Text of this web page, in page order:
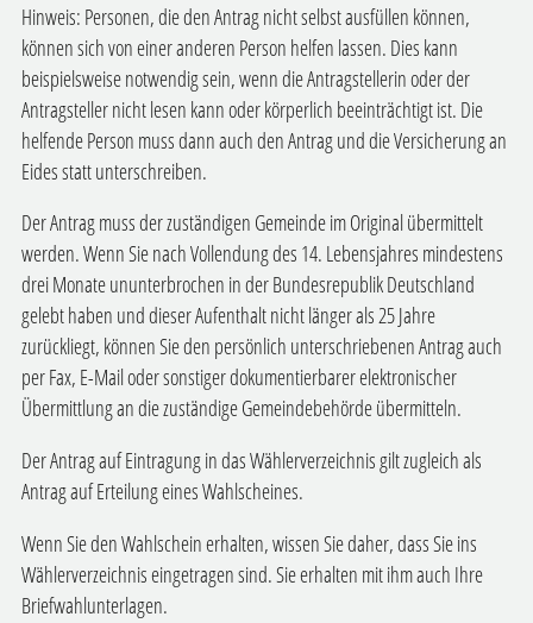
Hinweis: Personen, die den Antrag nicht selbst ausfüllen können,
können sich von einer anderen Person helfen lassen. Dies kann
beispielsweise notwendig sein, wenn die Antragstellerin oder der
Antragsteller nicht lesen kann oder körperlich beeinträchtigt ist. Die
helfende Person muss dann auch den Antrag und dieVersicherung an
Eides statt unterschreiben.
Der Antrag muss der zuständigen Gemeinde im Original übermittelt
werden. Wenn Sie nach Vollendung des 14. Lebensjahres mindestens
drei Monate ununterbrochen in der Bundesrepublik Deutschland
gelebt haben und dieser Aufenthalt nicht länger als 25 Jahre
zurückliegt, können Sie den persönlich unterschriebenen Antrag auch
per Fax, E-Mail oder sonstiger dokumentierbarer elektronischer
Übermittlung an die zuständige Gemeindebehörde übermitteln.
Der Antrag auf Eintragung in das Wählerverzeichnis gilt zugleich als
Antrag auf Erteilung eines Wahlscheines.
Wenn Sie den Wahlschein erhalten, wissen Sie daher, dass Sie ins
Wählerverzeichnis eingetragen sind. Sie erhalten mit ihm auch Ihre
Briefwahlunterlagen.